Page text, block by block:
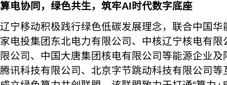
算电协同，绿色共生，筑牢AI时代数字底座
辽宁移动积极践行绿色低碳发展理念，联合中国
家电投集团东北电力有限公司、中核辽宁核电有
限公司、中国大唐集团核电有限公司等能源企业
腾讯科技有限公司、北京字节跳动科技有限公司